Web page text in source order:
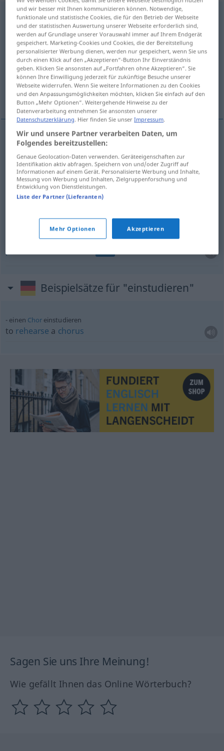
einstudierenv/t <trennb, kein -ge-; h>
Übersicht aller Übersetzungen
(Für mehr Details die Übersetzung anklicken/antippen)
study thoroughly by heart
produce
study(thoroughly) einstudieren
memorize,learn(sth)(by heart)
Beispielsätze für "einstudieren"
einen Choreinstudieren
to rehearse a chorus
Sagen Sie uns Ihre Meinung!
Wie gefällt Ihnen das Online Wörterbuch?
und wir besser mit Ihnen kommunizieren können. Notwendige,
funktionale und statistische Cookies, die für den Betrieb der Webseite
und der statistischen Auswertung unserer Webseite erforderlich sind,
werden auf Grundlage unserer Vorauswahl immer auf Ihrem Endgerät
gespeichert. Marketing-Cookies und Cookies, die der Bereitstellung
personalisierter Werbung dienen, werden nur gespeichert, wenn Sie uns
durch einen Klick auf den „Akzeptieren“-Button Ihr Einverständnis
geben. Klicken Sie ansonsten auf „Fortfahren ohne Akzeptieren“. Sie
können Ihre Einwilligung jederzeit für zukünftige Besuche unserer
Webseite widerrufen. Wenn Sie weitere Informationen zu den Cookies
und den Anpassungsmöglichkeiten möchten, klicken Sie einfach auf den
Button „Mehr Optionen“. Weitergehende Hinweise zu der
Datenverarbeitung entnehmen Sie ansonsten unserer
Datenschutzerklärung . Hier finden Sie unserImpressum
Wir und unsere Partner verarbeiten Daten, um
Folgendes bereitzustellen:
Genaue Geolocation-Daten verwenden. Geräteeigenschaften zur
Identifikation aktiv abfragen. Speichern von und/oder Zugriff auf
Informationen auf einem Gerät. Personalisierte Werbung und Inhalte,
Messung von Werbung und Inhalten, Zielgruppenforschung und
Entwicklung von Dienstleistungen.
Liste der Partner (Lieferanten)
Mehr Optionen Akzeptieren